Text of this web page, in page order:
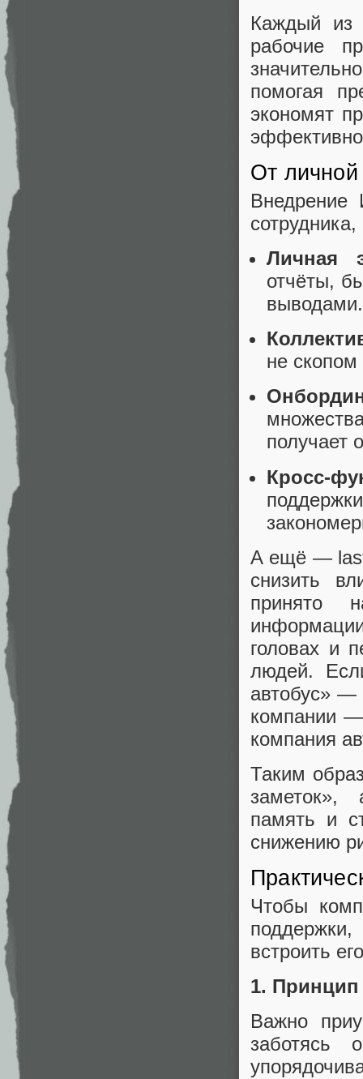
Каждый из
рабочие
помогая
экономят
От личной
Внедрение
Личная
отчёты,
выводами.
не
получает
Кросс-
А ещё — last
снизить
принято
головах и
людей.
автобус» —
компании —
компания
Таким
заметок»,
память и
снижению
Чтобы
поддержки,
встроить
1. Принцип
Важно
заботясь